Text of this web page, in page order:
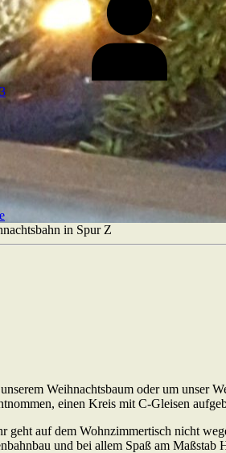
in Spur Z
Weihnachtsbaum oder um unser
einen Kreis mit C-Gleisen
auf dem Wohnzimmertisch nicht
und bei allem Spaß am